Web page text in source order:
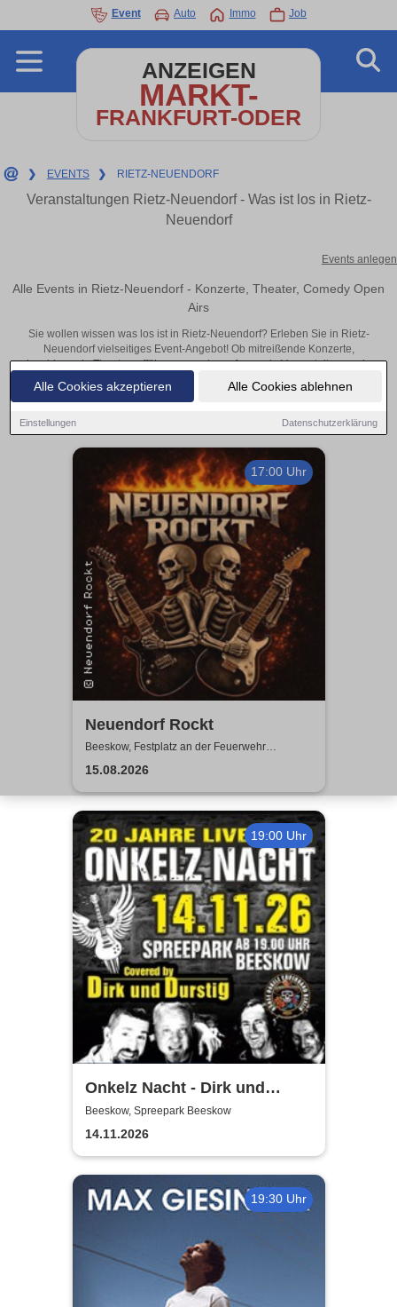
Alle Cookies akzeptieren Alle Cookies ablehnen
Einstellungen Datenschutzerklärung
Event Auto Immo Job
ANZEIGEN
MARKT-
FRANKFURT-ODER
❯ EVENTS ❯ RIETZ-NEUENDORF
Veranstaltungen Rietz-Neuendorf - Was ist los in Rietz-
Neuendorf
Events anlegen
Alle Events in Rietz-Neuendorf - Konzerte, Theater, Comedy Open
Airs
Sie wollen wissen was los ist in Rietz-Neuendorf? Erleben Sie in Rietz-
Neuendorf vielseitiges Event-Angebot! Ob mitreißende Konzerte,
inspirierende Theateraufführungen oder aufregende Veranstaltungen in
Rietz-Neuendorf – hier finden alles im Überblick und Tickets.
17:00 Uhr
Neuendorf Rockt
Beeskow, Festplatz an der Feuerwehr
Neuendorf
15.08.2026
19:00 Uhr
Onkelz Nacht - Dirk und
Durstig |20 Jahre Live Tour
Beeskow, Spreepark Beeskow
14.11.2026
19:30 Uhr